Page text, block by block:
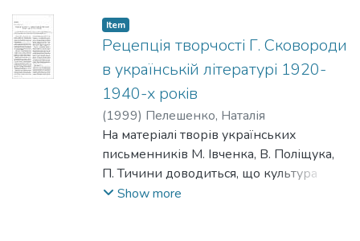
Item
Рецепція творчості Г. Сковороди
в українській літературі 1920-
1940-х років
(1999) Пелешенко, Наталія
Ha матеріалі творів українських
письменників М. Івченка, В. Поліщука,
П. Тичини доводиться, що культура
українського бароко взагалі та постать її
Show more